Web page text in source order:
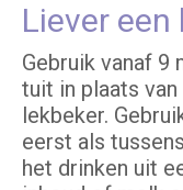
Liever een
Gebruik vanaf 9
tuit in plaats
lekbeker.
eerst als
het drinken uit